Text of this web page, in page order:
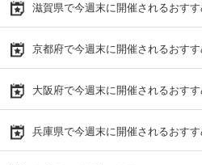
滋賀県で今週末に開催されるおす
京都府で今週末に開催されるおす
大阪府で今週末に開催されるおす
兵庫県で今週末に開催されるおす